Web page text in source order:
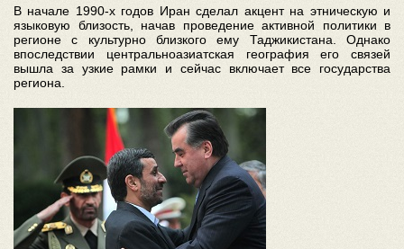
В начале 1990-х годов Иран сделал акцент на этническую и
языковую близость, начав проведение активной политики в
регионе с культурно близкого ему Таджикистана. Однако
впоследствии центральноазиатская география его связей
вышла за узкие рамки и сейчас включает все государства
региона.